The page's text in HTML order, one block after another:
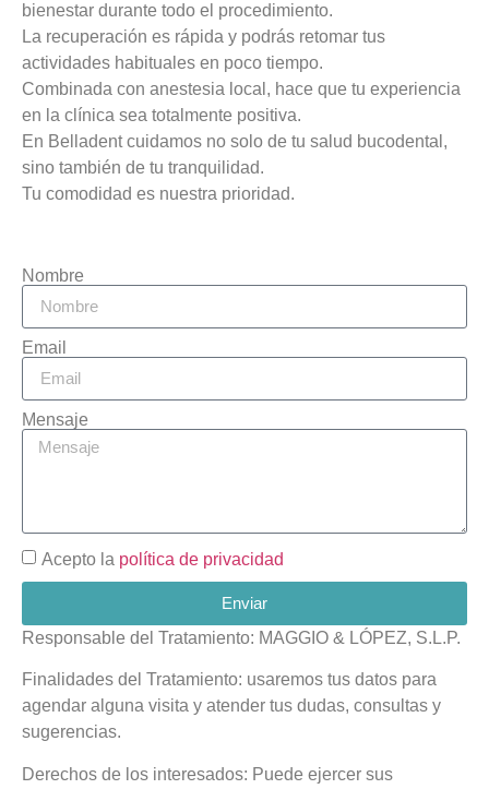
bienestar durante todo el procedimiento.
La recuperación es rápida y podrás retomar tus
actividades habituales en poco tiempo.
Combinada con anestesia local, hace que tu experiencia
en la clínica sea totalmente positiva.
En Belladent cuidamos no solo de tu salud bucodental,
sino también de tu tranquilidad.
Tu comodidad es nuestra prioridad.
Nombre
Email
Mensaje
Acepto la política de privacidad
Enviar
Responsable del Tratamiento: MAGGIO & LÓPEZ, S.L.P.
Finalidades del Tratamiento: usaremos tus datos para
agendar alguna visita y atender tus dudas, consultas y
sugerencias.
Derechos de los interesados: Puede ejercer sus